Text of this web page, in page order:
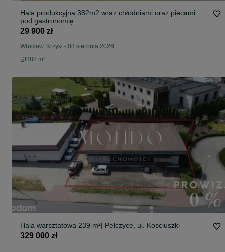
Hala produkcyjna 382m2 wraz chłodniami oraz piecami
pod gastronomię.
29 900 zł
Wrocław, Krzyki - 03 sierpnia 2026
382 m²
Hala warsztatowa 239 m²| Pełczyce, ul. Kościuszki
329 000 zł